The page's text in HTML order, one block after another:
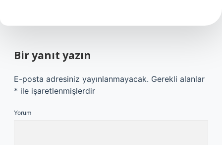
Bir yanıt yazın
E-posta adresiniz yayınlanmayacak. Gerekli alanlar
* ile işaretlenmişlerdir
Yorum